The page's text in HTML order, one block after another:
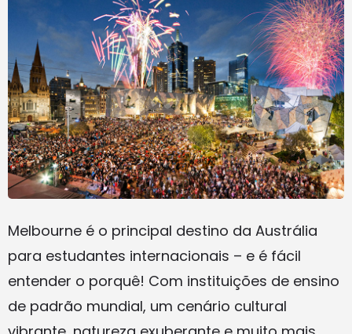
Melbourne é o principal destino da Austrália
para estudantes internacionais – e é fácil
entender o porquê! Com instituições de ensino
de padrão mundial, um cenário cultural